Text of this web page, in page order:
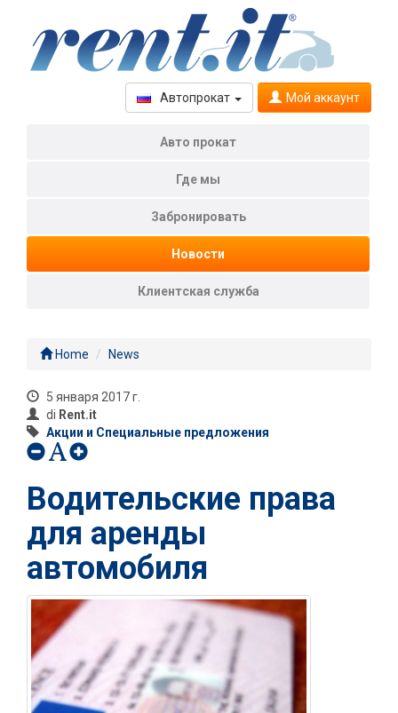
Мой аккаунт
Автопрокат
Aвто прокат
Где мы
Забронировать
Новости
Клиентская служба
Home News
5 января 2017 г.
di Rent.it
Акции и Специальные предложения
Водительские права
для аренды
автомобиля